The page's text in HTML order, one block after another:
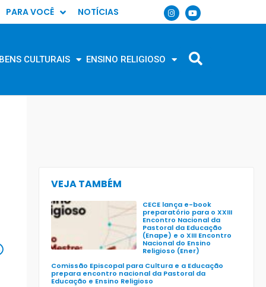
PARA VOCÊ NOTÍCIAS
BENS CULTURAIS ENSINO RELIGIOSO
VEJA TAMBÉM
CECE lança e-book
preparatório para o XXIII
Encontro Nacional da
Pastoral da Educação
(Enape) e o XIII Encontro
Nacional do Ensino
Religioso (Ener)
Comissão Episcopal para Cultura e a Educação
prepara encontro nacional da Pastoral da
Educação e Ensino Religioso